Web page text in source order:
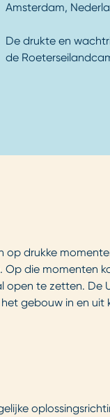
Amsterdam,
De drukte en
de
drukke
Op die momenten
te zetten. De
gebouw in en uit